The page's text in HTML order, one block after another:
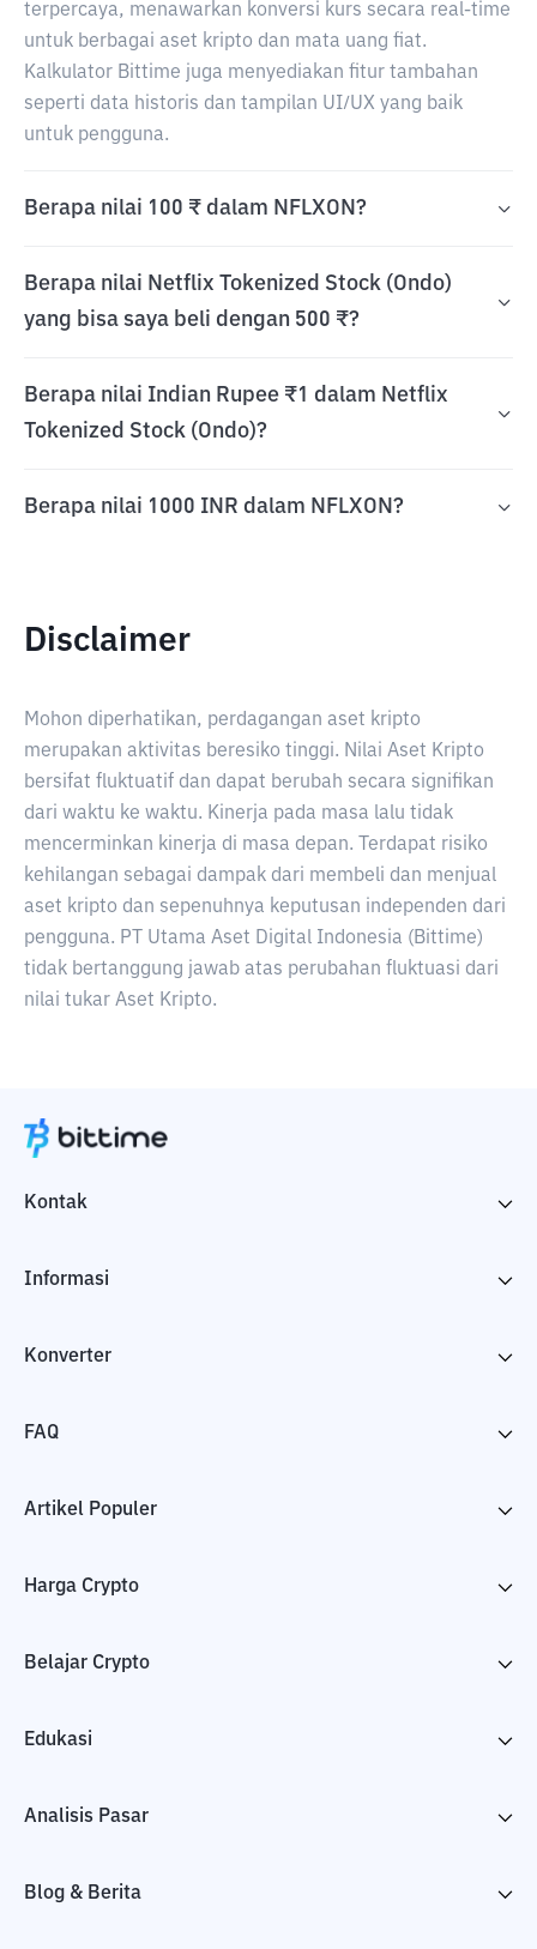
terpercaya, menawarkan konversi kurs secara real-time
untuk berbagai aset kripto dan mata uang fiat.
Kalkulator Bittime juga menyediakan fitur tambahan
seperti data historis dan tampilan UI/UX yang baik
untuk pengguna.
Berapa nilai 100 ₹ dalam NFLXON?
Berapa nilai Netflix Tokenized Stock (Ondo)
yang bisa saya beli dengan 500 ₹?
Berapa nilai Indian Rupee ₹1 dalam Netflix
Tokenized Stock (Ondo)?
Berapa nilai 1000 INR dalam NFLXON?
Disclaimer
Mohon diperhatikan, perdagangan aset kripto
merupakan aktivitas beresiko tinggi. Nilai Aset Kripto
bersifat fluktuatif dan dapat berubah secara signifikan
dari waktu ke waktu. Kinerja pada masa lalu tidak
mencerminkan kinerja di masa depan. Terdapat risiko
kehilangan sebagai dampak dari membeli dan menjual
aset kripto dan sepenuhnya keputusan independen dari
pengguna. PT Utama Aset Digital Indonesia (Bittime)
tidak bertanggung jawab atas perubahan fluktuasi dari
nilai tukar Aset Kripto.
Kontak
Informasi
Konverter
FAQ
Artikel Populer
Harga Crypto
Belajar Crypto
Edukasi
Analisis Pasar
Blog & Berita